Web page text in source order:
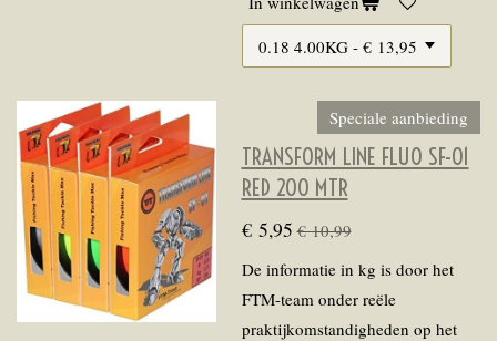
Speciale aanbieding
TRANSFORM LINE FLUO SF-01
RED 200 MTR
€ 5,95 € 10,99
De informatie in kg is door het
FTM-team onder reële
praktijkomstandigheden op het